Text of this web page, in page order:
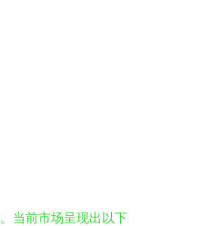
当前市场呈现出以下